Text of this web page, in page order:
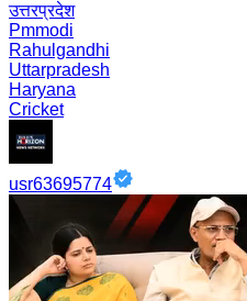
उत्तरप्रदेश
Pmmodi
Rahulgandhi
Uttarpradesh
Haryana
Cricket
usr63695774